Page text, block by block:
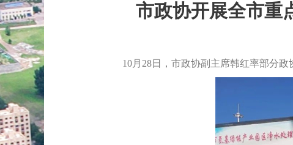
市政协开展全市重
10月28日，市政协副主席韩红率部分政